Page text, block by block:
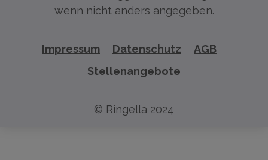
wenn nicht anders angegeben.
Impressum Datenschutz
AGB
Stellenangebote
© Ringella 2024